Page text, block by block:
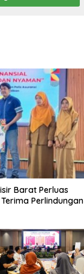
Barat Perluas
Perlindungan